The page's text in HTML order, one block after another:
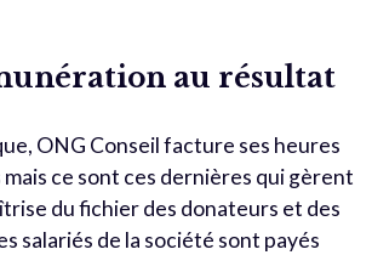
au résultat
ONG Conseil facture ses heures
ce sont ces dernières qui gèrent
du fichier des donateurs et des
salariés de la société sont payés